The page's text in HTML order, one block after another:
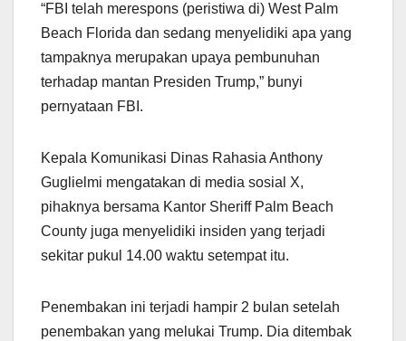
“FBI telah merespons (peristiwa di) West Palm
Beach Florida dan sedang menyelidiki apa yang
tampaknya merupakan upaya pembunuhan
terhadap mantan Presiden Trump,” bunyi
pernyataan FBI.
Kepala Komunikasi Dinas Rahasia Anthony
Guglielmi mengatakan di media sosial X,
pihaknya bersama Kantor Sheriff Palm Beach
County juga menyelidiki insiden yang terjadi
sekitar pukul 14.00 waktu setempat itu.
Penembakan ini terjadi hampir 2 bulan setelah
penembakan yang melukai Trump. Dia ditembak